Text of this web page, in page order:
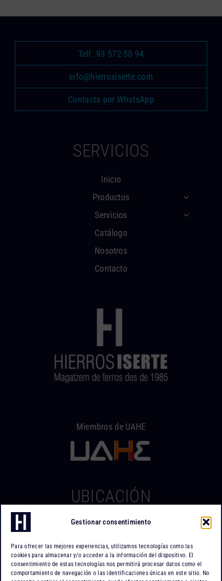
Gestionar consentimiento
Para ofrecer las mejores experiencias, utilizamos tecnologías como las
cookies para almacenar y/o acceder a la información del dispositivo. El
consentimiento de estas tecnologías nos permitirá procesar datos como el
comportamiento de navegación o las identificaciones únicas en este sitio. No
Telf. 93 572 50 94
info@hierrosiserte.com
Contacta por WhatsApp
SERVICIOS
Inicio
Productos
Servicios
Catálogo
Nosotros
Contacto
Miembros de UAHE
UBICACIÓN
Hierros Iserte
Po. Ind. Can Tapiola
08110 Montcada i Reixac
Barcelona